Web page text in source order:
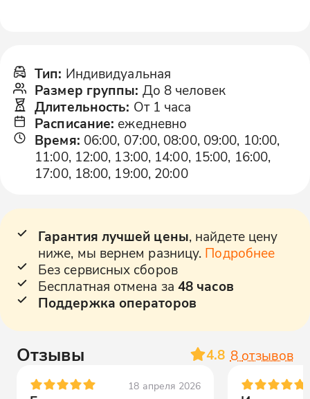
Тип: Индивидуальная
Размер группы: До 8 человек
Длительность: От 1 часа
Расписание: ежедневно
Время: 06:00, 07:00, 08:00, 09:00, 10:00,
11:00, 12:00, 13:00, 14:00, 15:00, 16:00,
17:00, 18:00, 19:00, 20:00
Гарантия лучшей цены, найдете цену
ниже, мы вернем разницу. Подробнее
Без сервисных сборов
Бесплатная отмена за 48 часов
Поддержка операторов
Отзывы 4.8 8 отзывов
18 апреля 2026